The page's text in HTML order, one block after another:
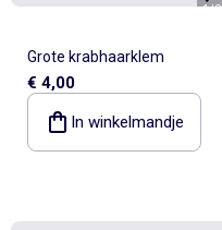
1/2
Grote krabhaarklem
€ 4,00
In winkelmandje